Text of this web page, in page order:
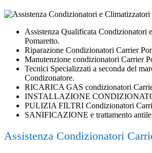
Assistenza Qualificata Condizionatori
Pomaretto.
Riparazione Condizionatori Carrier
Manutenzione condizionatori Carrier
Tecnici Specializzati a seconda del
Condizonatore.
RICARICA GAS condizionatori
INSTALLAZIONE
PULIZIA FILTRI Condizionatori
SANIFICAZIONE e trattamento
Assistenza Condizionatori